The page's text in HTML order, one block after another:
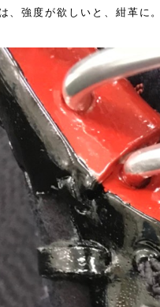
、強度が欲しいと、紺革に。